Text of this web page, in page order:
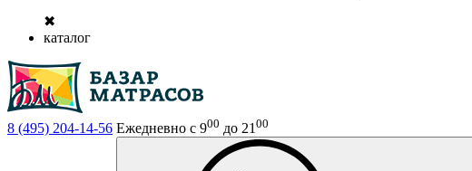
✖
каталог
8 (495) 204-14-56 Ежедневно с 900 до 21 00